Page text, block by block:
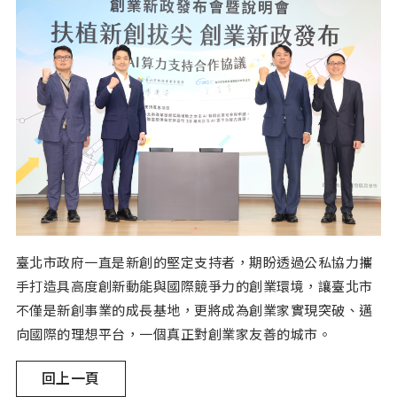
臺北市政府一直是新創的堅定支持者，期盼透過公私協力攜
手打造具高度創新動能與國際競爭力的創業環境，讓臺北市
不僅是新創事業的成長基地，更將成為創業家實現突破、邁
向國際的理想平台，一個真正對創業家友善的城市。
回上一頁